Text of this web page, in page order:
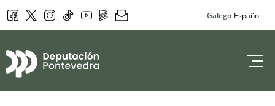
Facebook
Twitter
Instagram
Tik TokYouTube
DepoPlayNewsletter Galego Español
Deputación de